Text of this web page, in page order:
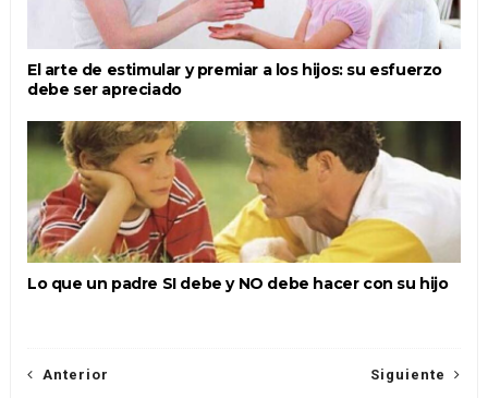
El arte de estimular y premiar a los hijos: su esfuerzo
debe ser apreciado
Lo que un padre SI debe y NO debe hacer con su hijo
Siguiente
Anterior